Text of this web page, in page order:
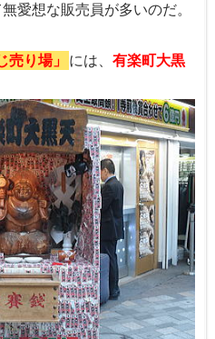
愛想な販売員が多いのだ。
売り場」 には、 有楽町大黒